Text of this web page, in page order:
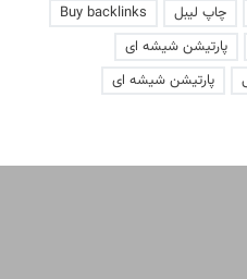
چاپ لیبل
Buy backlinks
پارتیشن شیشه ای
پارتیشن شیشه ای